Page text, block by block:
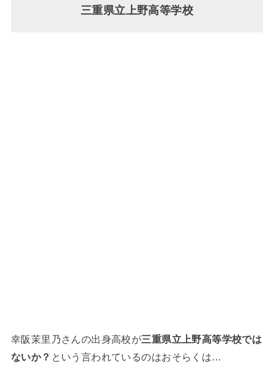
三重県立上野高等学校
幸阪茉里乃さんの出身高校が三重県立上野高等学校では
ないか？ という言われているのはおそらくは…